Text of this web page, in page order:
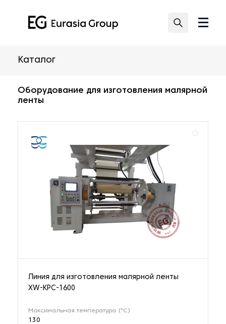
Каталог
Оборудование для изготовления малярной
ленты
Линия для изготовления малярной ленты
XW-KPC-1600
Максимальная температура (°С)
130